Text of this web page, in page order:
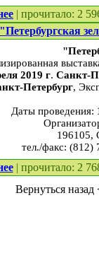
| прочитало: 2
"Петербургская
2019 г. Санкт-
Петербург,
Даты проведения:
196105,
тел./факс: (812)
| прочитало: 2
Вернуться назад